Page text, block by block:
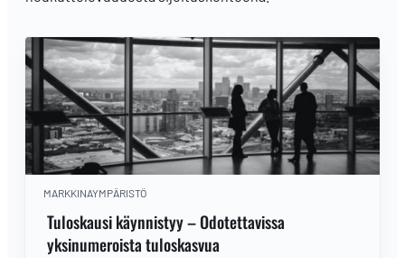
MARKKINAYMPÄRISTÖ
Tuloskausi käynnistyy – Odotettavissa
yksinumeroista tuloskasvua